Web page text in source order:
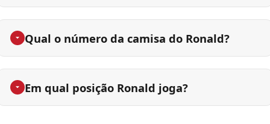
Qual o número da camisa do Ronald?
Em qual posição Ronald joga?